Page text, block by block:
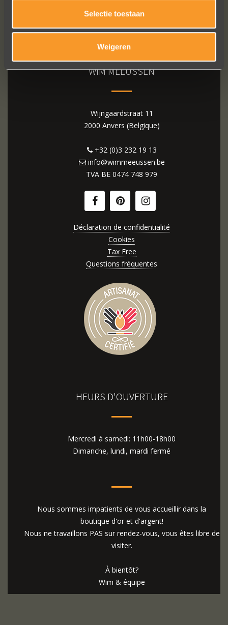
Selectie toestaan
Weigeren
WIM MEEUSSEN
Wijngaardstraat 11
2000 Anvers (Belgique)
+32 (0)3 232 19 13
info@wimmeeussen.be
TVA BE 0474 748 979
Déclaration de confidentialité
Cookies
Tax Free
Questions fréquentes
HEURS D'OUVERTURE
Mercredi à samedi: 11h00-18h00
Dimanche, lundi, mardi fermé
Nous sommes impatients de vous accueillir dans la
boutique d'or et d'argent!
Nous ne travaillons PAS sur rendez-vous, vous êtes libre de
visiter.
À bientôt?
Wim & équipe